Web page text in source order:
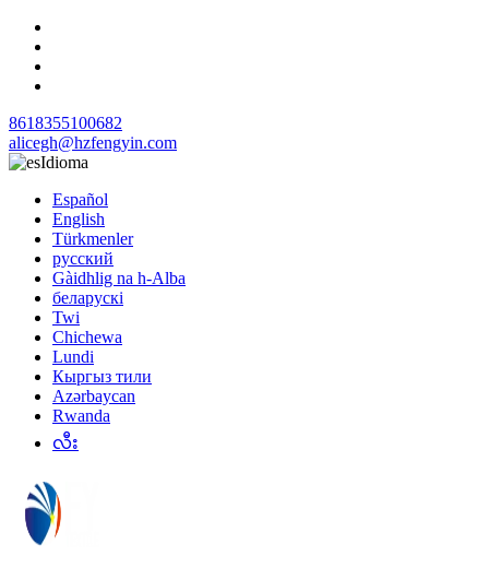
8618355100682
alicegh@hzfengyin.com
Idioma
Español
English
Türkmenler
русский
Gàidhlig na h-Alba
беларускі
Twi
Chichewa
Lundi
Кыргыз тили
Azərbaycan
Rwanda
လီး